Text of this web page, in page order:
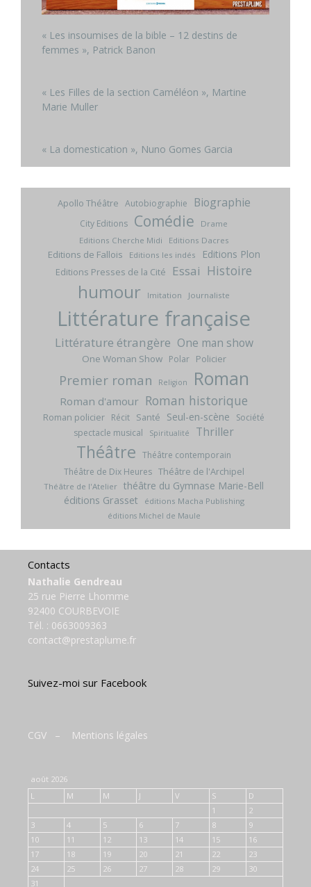
« Les insoumises de la bible – 12 destins de
femmes », Patrick Banon
« Les Filles de la section Caméléon », Martine
Marie Muller
« La domestication », Nuno Gomes Garcia
Apollo Théâtre Autobiographie Biographie
City Editions Comédie
Drame
Editions Cherche Midi
Editions Dacres
Editions de Fallois Editions les indés Editions Plon
Editions Presses de la Cité Essai Histoire
humour Imitation Journaliste
Littérature française
Littérature étrangère One man show
One Woman Show Polar Policier
Premier roman Religion Roman
Roman d'amour Roman historique
Roman policier Récit Santé Seul-en-scène
Société
spectacle musical
Spiritualité Thriller
Théâtre Théâtre contemporain
Théâtre de Dix Heures Théâtre de l'Archipel
Théâtre de l'Atelier théâtre du Gymnase Marie-Bell
éditions Grasset
éditions Macha Publishing
éditions Michel de Maule
Contacts
Nathalie Gendreau
25 rue Pierre Lhomme
92400 COURBEVOIE
Tél. : 0663009363
contact@prestaplume.fr
Suivez-moi sur Facebook
CGV – Mentions légales
août 2026
L
M M J V S
D
1
2
3
4 5 6 7 8
9
10
11 12 13 14 15
16
17
18 19 20 21 22
23
24
25 26 27 28 29
30
31